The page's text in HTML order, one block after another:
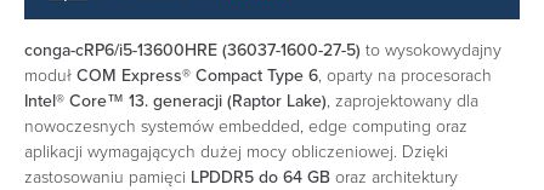
conga-cRP6/i5-13600HRE (36037-1600-27-5) to wysokowydajny
moduł COM Express® Compact Type 6, oparty na procesorach
Intel® Core™ 13. generacji (Raptor Lake), zaprojektowany dla
nowoczesnych systemów embedded, edge computing oraz
aplikacji wymagających dużej mocy obliczeniowej. Dzięki
zastosowaniu pamięci LPDDR5 do 64 GB oraz architektury